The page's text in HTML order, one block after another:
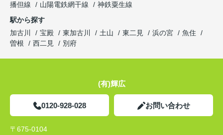
播但線
山陽電鉄網干線
神鉄粟生線
駅から探す
加古川
宝殿 東加古川 土山 東二見 浜の宮
魚住
曽根
西二見 別府
(有)輝広
0120-928-028 お問い合わせ
〒675-0104